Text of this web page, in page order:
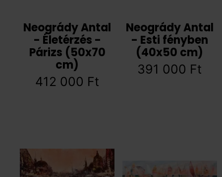
Neogrády Antal
- Életérzés -
Párizs (50x70
cm)
412 000 Ft
Neogrády Antal
- Esti fényben
(40x50 cm)
391 000 Ft